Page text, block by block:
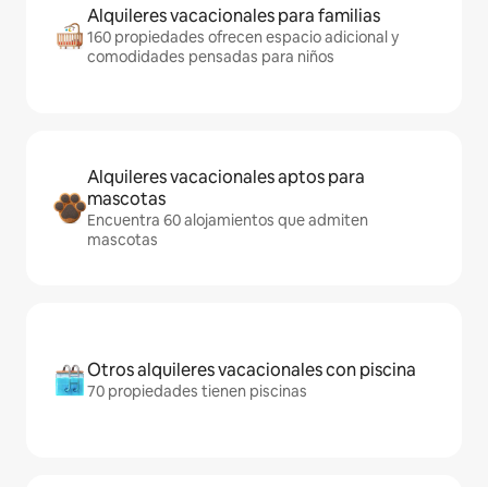
Alquileres vacacionales para familias
160 propiedades ofrecen espacio adicional y
comodidades pensadas para niños
Alquileres vacacionales aptos para
mascotas
Encuentra 60 alojamientos que admiten
mascotas
Otros alquileres vacacionales con piscina
70 propiedades tienen piscinas